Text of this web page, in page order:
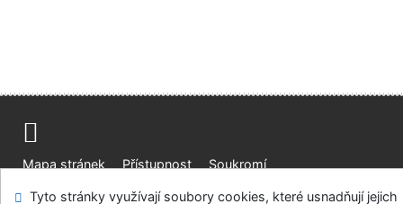
Mapa stránek Přístupnost
Soukromí
Modul OpenSearch
Napište nám Nastavení cookies
Tyto stránky využívají soubory cookies, které usnadňují jejich